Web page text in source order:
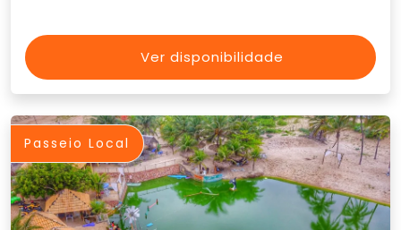
Ver disponibilidade
Passeio Local